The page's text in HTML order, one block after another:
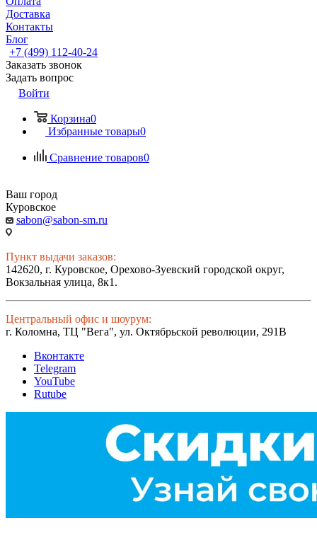
Доставка
Контакты
Блог
+7 (499) 112-40-24
Заказать звонок
Задать вопрос
Войти
Корзина0
Избранные товары0
Сравнение товаров0
Ваш город
Куровское
sabon@sabon-sm.ru
Пункт выдачи заказов:
142620, г. Куровское, Орехово-Зуевский городской округ,
Вокзальная улица, 8к1.
Центральный офис и шоурум:
г. Коломна, ТЦ "Вега", ул. Октябрьской революции, 291В
Вконтакте
Telegram
YouTube
Rutube